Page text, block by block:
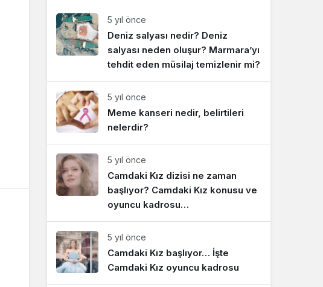
5 yıl önce
Deniz salyası nedir? Deniz
salyası neden oluşur? Marmara’yı
tehdit eden müsilaj temizlenir mi?
5 yıl önce
Meme kanseri nedir, belirtileri
nelerdir?
5 yıl önce
Camdaki Kız dizisi ne zaman
başlıyor? Camdaki Kız konusu ve
oyuncu kadrosu…
5 yıl önce
Camdaki Kız başlıyor… İşte
Camdaki Kız oyuncu kadrosu